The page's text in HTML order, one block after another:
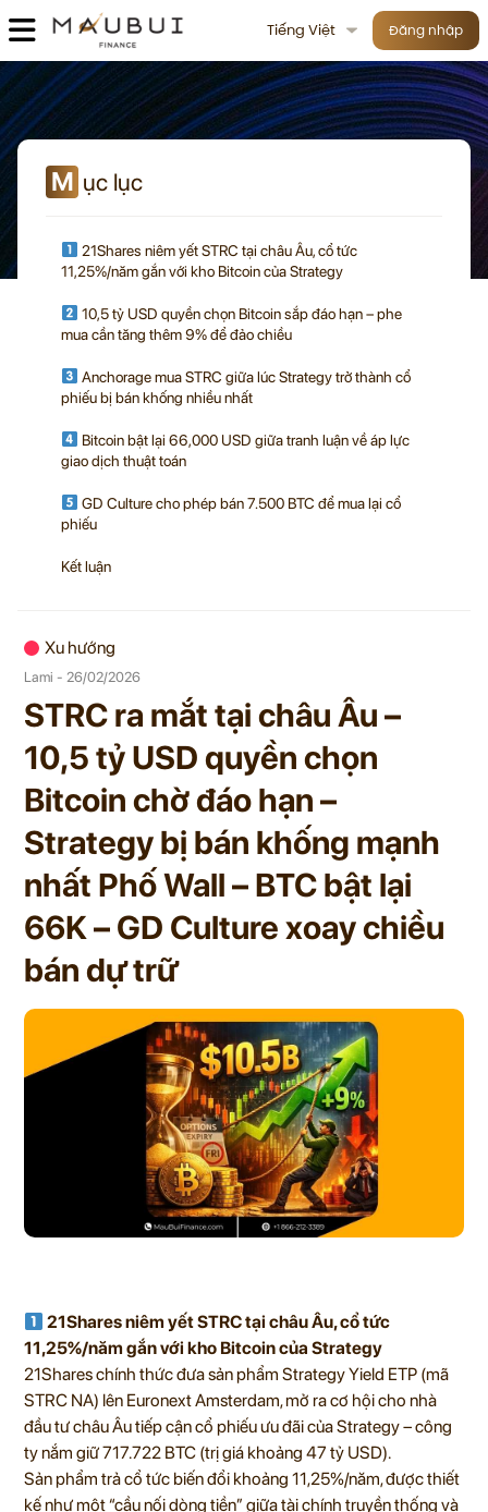
Tiếng Việt Đăng nhập
M ục lục
21Shares niêm yết STRC tại châu Âu, cổ tức
11,25%/năm gắn với kho Bitcoin của Strategy
10,5 tỷ USD quyền chọn Bitcoin sắp đáo hạn – phe
mua cần tăng thêm 9% để đảo chiều
Anchorage mua STRC giữa lúc Strategy trở thành cổ
phiếu bị bán khống nhiều nhất
Bitcoin bật lại 66,000 USD giữa tranh luận về áp lực
giao dịch thuật toán
GD Culture cho phép bán 7.500 BTC để mua lại cổ
phiếu
Kết luận
Xu hướng
Lami - 26/02/2026
STRC ra mắt tại châu Âu –
10,5 tỷ USD quyền chọn
Bitcoin chờ đáo hạn –
Strategy bị bán khống mạnh
nhất Phố Wall – BTC bật lại
66K – GD Culture xoay chiều
bán dự trữ
21Shares niêm yết STRC tại châu Âu, cổ tức
11,25%/năm gắn với kho Bitcoin của Strategy
21Shares chính thức đưa sản phẩm Strategy Yield ETP (mã
STRC NA) lên Euronext Amsterdam, mở ra cơ hội cho nhà
đầu tư châu Âu tiếp cận cổ phiếu ưu đãi của Strategy – công
ty nắm giữ 717.722 BTC (trị giá khoảng 47 tỷ USD).
Sản phẩm trả cổ tức biến đổi khoảng 11,25%/năm, được thiết
kế như một “cầu nối dòng tiền” giữa tài chính truyền thống và